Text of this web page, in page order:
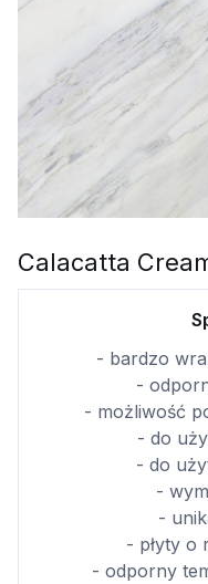
Calacatta
- bardzo
-
- możliwość
- do
- do
-
-
- płyty o
- odporny